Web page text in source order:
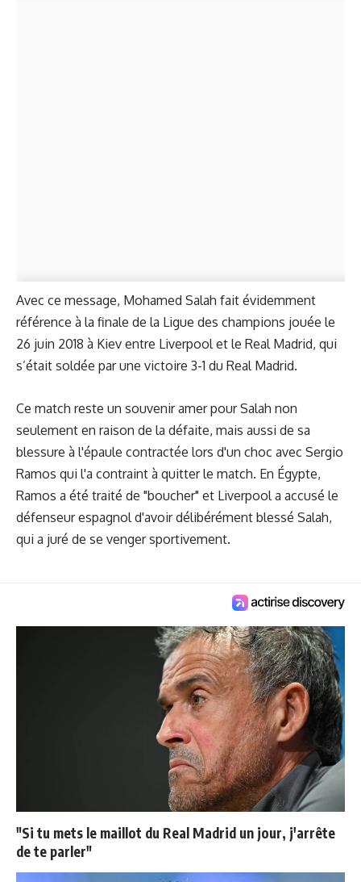
Avec ce message, Mohamed Salah fait évidemment
référence à la finale de la Ligue des champions jouée le
26 juin 2018 à Kiev entre Liverpool et le Real Madrid, qui
s’était soldée par une victoire 3-1 du Real Madrid.
Ce match reste un souvenir amer pour Salah non
seulement en raison de la défaite, mais aussi de sa
blessure à l'épaule contractée lors d'un choc avec Sergio
Ramos qui l'a contraint à quitter le match. En Égypte,
Ramos a été traité de "boucher" et Liverpool a accusé le
défenseur espagnol d'avoir délibérément blessé Salah,
qui a juré de se venger sportivement.
"Si tu mets le maillot du Real Madrid un jour, j'arrête
de te parler"